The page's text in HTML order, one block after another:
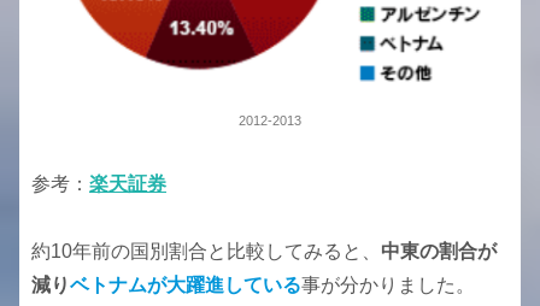
2012-2013
参考： 楽天証券
約10年前の国別割合と比較してみると、 中東の割合が
減りベトナムが大躍進している事が分かりました。